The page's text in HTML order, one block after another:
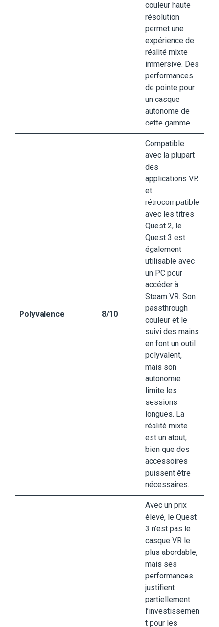
couleur haute
résolution
permet une
expérience de
réalité mixte
immersive. Des
performances
de pointe pour
un casque
autonome de
cette gamme.
Polyvalence 8/10
Compatible
avec la plupart
des
applications VR
et
rétrocompatible
avec les titres
Quest 2, le
Quest 3 est
également
utilisable avec
un PC pour
accéder à
Steam VR. Son
passthrough
couleur et le
suivi des mains
en font un outil
polyvalent,
mais son
autonomie
limite les
sessions
longues. La
réalité mixte
est un atout,
bien que des
accessoires
puissent être
nécessaires.
Avec un prix
élevé, le Quest
3 n’est pas le
casque VR le
plus abordable,
mais ses
performances
justifient
partiellement
l’investissemen
t pour les